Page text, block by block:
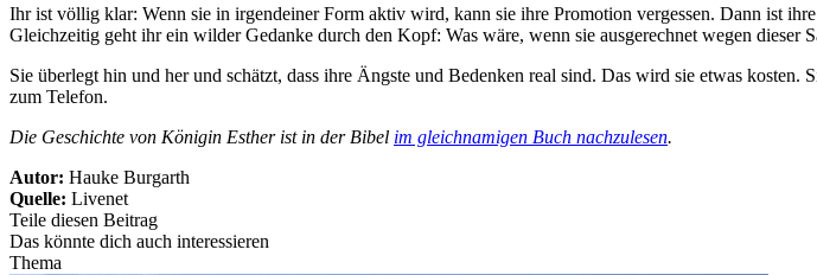
Ihr ist völlig klar: Wenn sie in irgendeiner Form aktiv wird, kann sie ihre Promotion vergessen. Dann ist
Gleichzeitig geht ihr ein wilder Gedanke durch den Kopf: Was wäre, wenn sie ausgerechnet wegen dieser
Sie überlegt hin und her und schätzt, dass ihre Ängste und Bedenken real sind. Das wird sie etwas
zum Telefon.
Die Geschichte von Königin Esther ist in der Bibel im gleichnamigen Buch nachzulesen.
Autor: Hauke Burgarth
Quelle: Livenet
Teile diesen Beitrag
Das könnte dich auch interessieren
Thema